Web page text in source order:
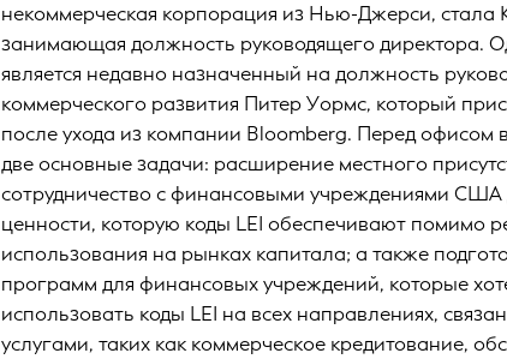
некоммерческая корпорация из Нью-Джерси, стала
занимающая должность руководящего директора.
является недавно назначенный на должность
коммерческого развития Питер Уормс, который
после ухода из компании Bloomberg. Перед офисом
две основные задачи: расширение местного
сотрудничество с финансовыми учреждениями
ценности, которую коды LEI обеспечивают помимо
использования на рынках капитала; а также
программ для финансовых учреждений, которые
использовать коды LEI на всех направлениях,
услугами, таких как коммерческое кредитование,